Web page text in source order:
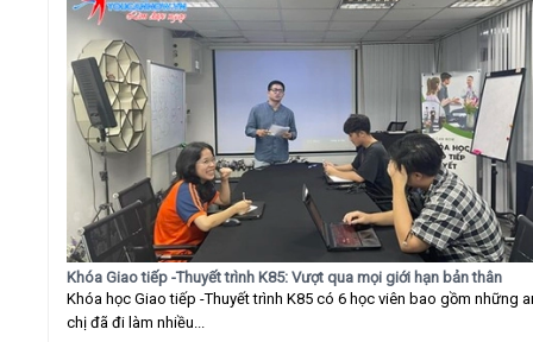
Khóa Giao tiếp -Thuyết trình K85: Vượt qua mọi giới hạn bản thân
Khóa học Giao tiếp -Thuyết trình K85 có 6 học viên bao gồm những
chị đã đi làm nhiều...